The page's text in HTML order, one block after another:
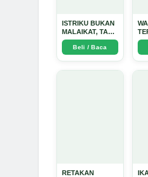
ISTRIKU BUKAN
MALAIKAT, TAPI
AKU JUGA
TIDAK SUCI -
Beli / Baca
RETAKAN